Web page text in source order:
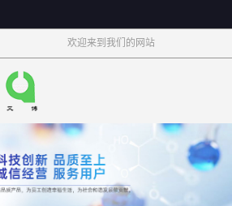
欢迎来到我们的网站